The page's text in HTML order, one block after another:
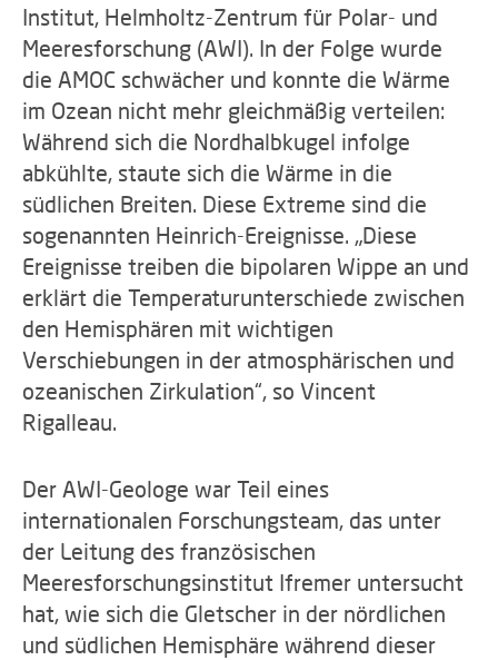
Institut, Helmholtz-Zentrum für Polar- und
Meeresforschung (AWI). In der Folge wurde
die AMOC schwächer und konnte die Wärme
im Ozean nicht mehr gleichmäßig verteilen:
Während sich die Nordhalbkugel infolge
abkühlte, staute sich die Wärme in die
südlichen Breiten. Diese Extreme sind die
sogenannten Heinrich-Ereignisse. „Diese
Ereignisse treiben die bipolaren Wippe an und
erklärt die Temperaturunterschiede zwischen
den Hemisphären mit wichtigen
Verschiebungen in der atmosphärischen und
ozeanischen Zirkulation“, so Vincent
Rigalleau.
Der AWI-Geologe war Teil eines
internationalen Forschungsteam, das unter
der Leitung des französischen
Meeresforschungsinstitut Ifremer untersucht
hat, wie sich die Gletscher in der nördlichen
und südlichen Hemisphäre während dieser